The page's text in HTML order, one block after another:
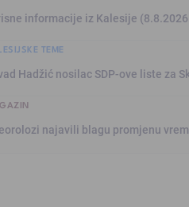
informacije iz Kalesije
TEME
Hadžić nosilac SDP-ove liste za
najavili blagu promjenu